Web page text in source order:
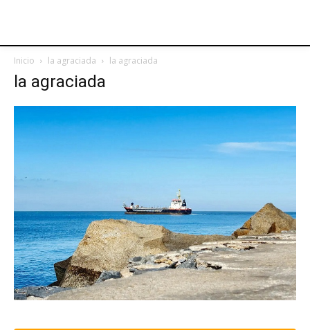
Inicio la agraciada la agraciada
la agraciada